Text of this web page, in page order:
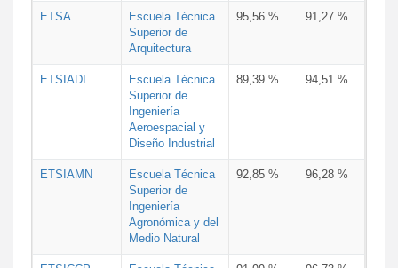
ETSA
Escuela Técnica
Superior de
Arquitectura
95,56 % 91,27 %
ETSIADI
Escuela Técnica
Superior de
Ingeniería
Aeroespacial y
Diseño Industrial
89,39 % 94,51 %
ETSIAMN
Escuela Técnica
Superior de
Ingeniería
Agronómica y del
Medio Natural
92,85 % 96,28 %